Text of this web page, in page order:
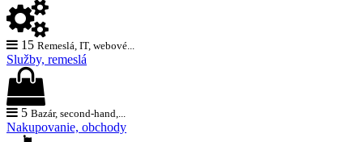
15 Remeslá, IT, webové...
Služby, remeslá
5 Bazár, second-hand,...
Nakupovanie, obchody